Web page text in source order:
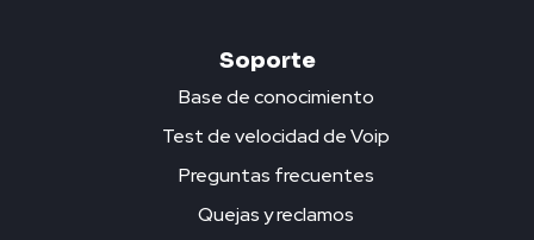
Soporte
Base de conocimiento
Test de velocidad de Voip
Preguntas frecuentes
Quejas y reclamos